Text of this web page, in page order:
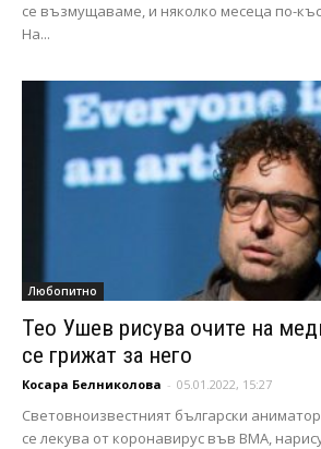
се възмущаваме, и няколко месеца по-
На...
Любопитно
Тео Ушев рисува очите на
се грижат за него
Косара Белниколова - 05.01.2022, 15:27
Световноизвестният български
се лекува от коронавирус във ВМА,